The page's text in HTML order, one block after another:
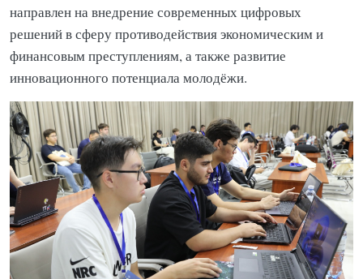
направлен на внедрение современных цифровых
решений в сферу противодействия экономическим и
финансовым преступлениям, а также развитие
инновационного потенциала молодёжи.